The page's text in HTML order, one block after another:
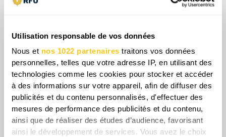
Utilisation responsable de vos données
Nous et nos 1022 partenaires traitons vos données
personnelles, telles que votre adresse IP, en utilisant des
technologies comme les cookies pour stocker et accéder
à des informations sur votre appareil, afin de diffuser des
publicités et du contenu personnalisés, d'effectuer des
mesures de performance des publicités et du contenu,
ainsi que de réaliser des études d’audience, favorisant
ainsi le développement de services. Vous avez le choix